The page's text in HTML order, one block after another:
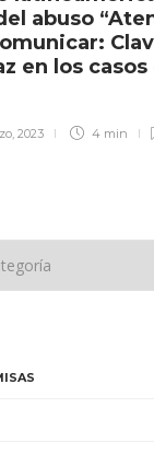
abuso
en los casos
2023 4 min